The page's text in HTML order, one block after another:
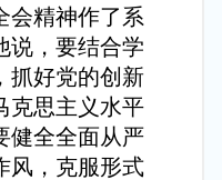
会精神作了系
说，要结合学
抓好党的创新
克思主义水平
健全全面从严
风，克服形式